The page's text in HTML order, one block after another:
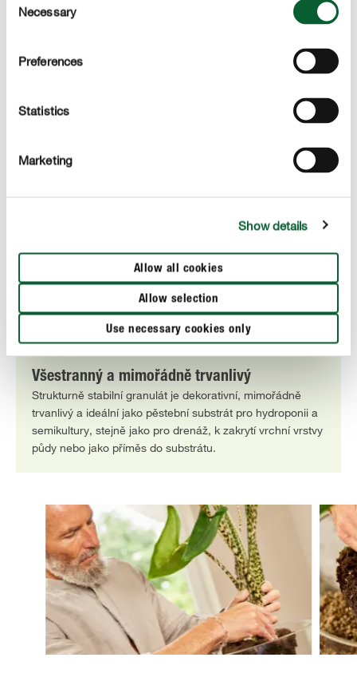
Selection
Necessary
Preferences
Statistics
Marketing
Show details
Allow all cookies
Allow selection
Use necessary cookies only
Díky své vysoké schopnosti zadržovat vodu granulát
Vaše rostliny tak mohou zdravě a silně růst.
Všestranný a mimořádně trvanlivý
Strukturně stabilní granulát je dekorativní, mimořádně
trvanlivý a ideální jako pěstební substrát pro hydroponii a
semikultury, stejně jako pro drenáž, k zakrytí vrchní vrstvy
půdy nebo jako příměs do substrátu.